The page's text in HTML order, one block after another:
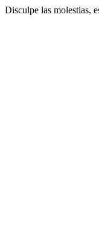
Disculpe las molestias,